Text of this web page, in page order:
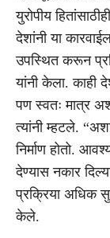
युरोपीय
देशांनी या
उपस्थित करून
यांनी केला. काही
पण स्वतः मात्र
त्यांनी म्हटले.
निर्माण होतो.
देण्यास नकार
प्रक्रिया अधिक
केले.